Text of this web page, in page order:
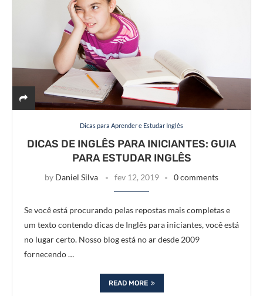
Dicas para Aprender e Estudar Inglês
DICAS DE INGLÊS PARA INICIANTES: GUIA
PARA ESTUDAR INGLÊS
by Daniel Silva fev 12, 2019 0 comments
Se você está procurando pelas repostas mais completas e
um texto contendo dicas de Inglês para iniciantes, você está
no lugar certo. Nosso blog está no ar desde 2009
fornecendo …
READ MORE